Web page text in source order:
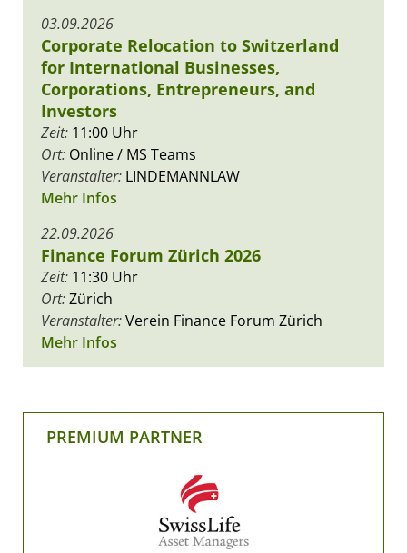
03.09.2026
Corporate Relocation to Switzerland
for International Businesses,
Corporations, Entrepreneurs, and
Investors
Zeit: 11:00 Uhr
Ort: Online / MS Teams
Veranstalter: LINDEMANNLAW
Mehr Infos
22.09.2026
Finance Forum Zürich 2026
Zeit: 11:30 Uhr
Ort:Zürich
Veranstalter:Verein Finance Forum Zürich
Mehr Infos
PREMIUM PARTNER